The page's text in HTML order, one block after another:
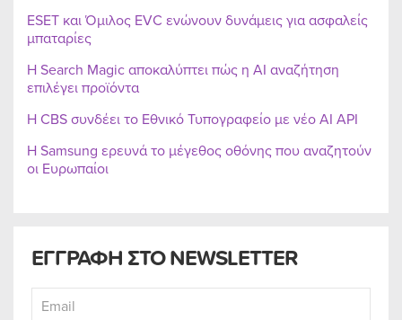
ΕΓΓΡΑΦΗ ΣΤΟ NEWSLETTER
ESET και Όμιλος EVC ενώνουν δυνάμεις για ασφαλείς
μπαταρίες
Η Search Magic αποκαλύπτει πώς η AI αναζήτηση
επιλέγει προϊόντα
Η CBS συνδέει το Εθνικό Τυπογραφείο με νέο AI API
Η Samsung ερευνά το μέγεθος οθόνης που αναζητούν
οι Ευρωπαίοι